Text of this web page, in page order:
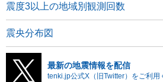
震度3以上の地域別観測回数
震央分布図
最新の地震情報を配信
tenki.jp公式X（旧Twitter）をご利用